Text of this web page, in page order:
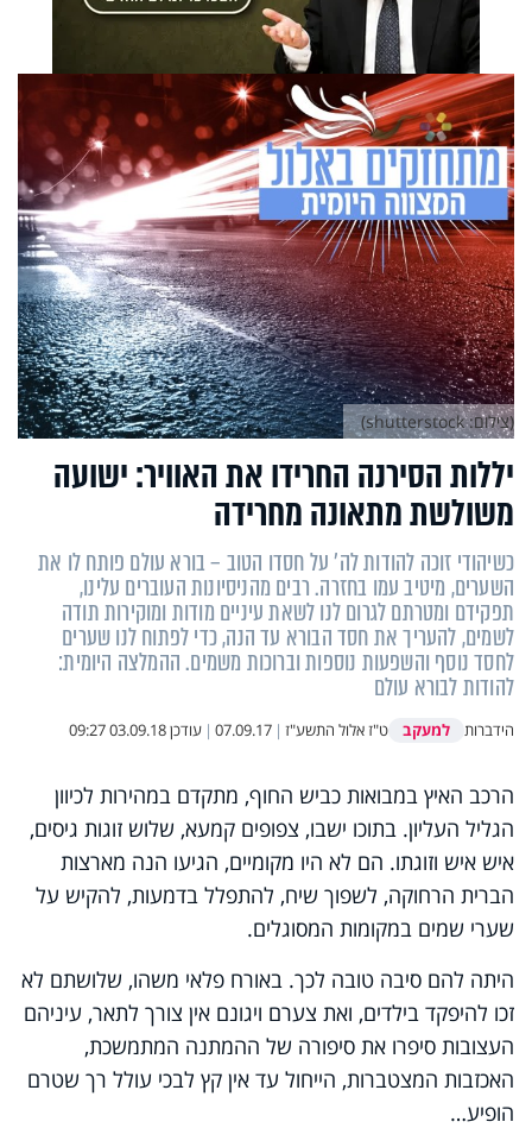
יללות הסירנה החרידו את האוויר: ישועה
משולשת מתאונה מחרידה
כשיהודי זוכה להודות לה' על חסדו הטוב – בורא עולם פותח לו את
השערים, מיטיב עמו בחזרה. רבים מהניסיונות העוברים עלינו,
תפקידם ומטרתם לגרום לנו לשאת עיניים מודות ומוקירות תודה
לשמים, להעריך את חסד הבורא עד הנה, כדי לפתוח לנו שערים
לחסד נוסף והשפעות נוספות וברוכות משמים. ההמלצה היומית:
להודות לבורא עולם
הידברות למעקב ט"ז אלול התשע"ז |
07.09.17
| עודכן03.09.18 09:27
(צילום: shutterstock)
הרכב האיץ במבואות כביש החוף, מתקדם במהירות לכיוון
הגליל העליון. בתוכו ישבו, צפופים קמעא, שלוש זוגות גיסים,
איש איש וזוגתו. הם לא היו מקומיים, הגיעו הנה מארצות
הברית הרחוקה, לשפוך שיח, להתפלל בדמעות, להקיש על
שערי שמים במקומות המסוגלים.
היתה להם סיבה טובה לכך. באורח פלאי משהו, שלושתם לא
זכו להיפקד בילדים, ואת צערם ויגונם אין צורך לתאר, עיניהם
העצובות סיפרו את סיפורה של ההמתנה המתמשכת,
האכזבות המצטברות, הייחול עד אין קץ לבכי עולל רך שטרם
הופיע…